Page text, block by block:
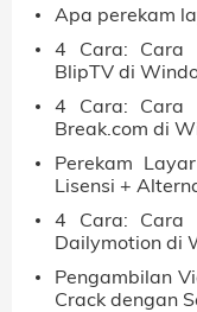
Apa perekam
4 Cara: Cara
BlipTV di
4 Cara: Cara
Break.com di
Perekam
Lisensi +
4 Cara: Cara
Dailymotion di
Pengambilan
Crack dengan